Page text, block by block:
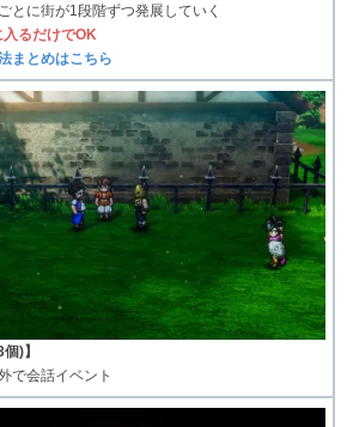
とに街が1段階ずつ発展していく
るだけでOK
まとめはこちら
)】
で会話イベント